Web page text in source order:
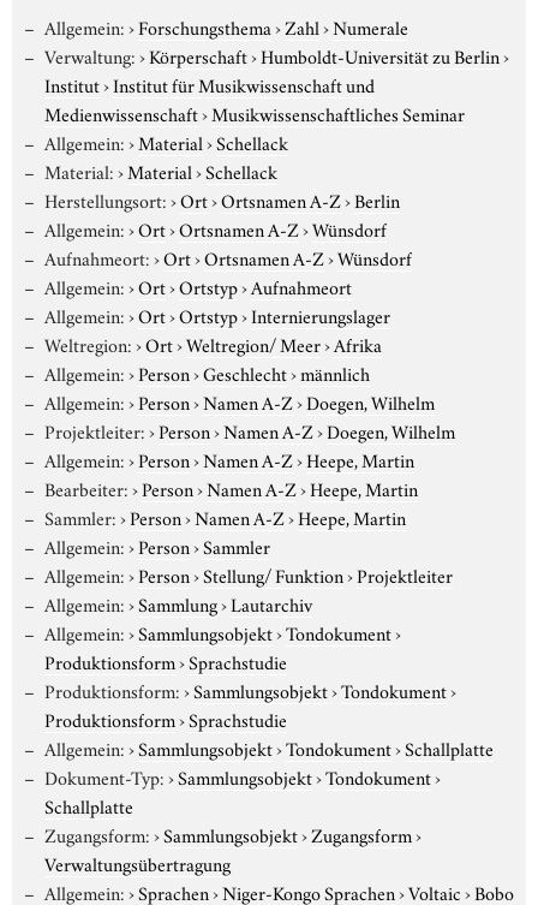
Allgemein:›Forschungsthema›Zahl›Numerale
Verwaltung:›Körperschaft›Humboldt-Universität zu Berlin›
Institut›Institut für Musikwissenschaft und
Medienwissenschaft›Musikwissenschaftliches Seminar
Allgemein:›Material›Schellack
Material:›Material›Schellack
Herstellungsort:›Ort›Ortsnamen A-Z›Berlin
Allgemein:›Ort›Ortsnamen A-Z›Wünsdorf
Aufnahmeort:›Ort›Ortsnamen A-Z›Wünsdorf
Allgemein:›Ort›Ortstyp›Aufnahmeort
Allgemein:›Ort›Ortstyp›Internierungslager
Weltregion:›Ort›Weltregion/ Meer›Afrika
Allgemein:›Person›Geschlecht›männlich
Allgemein:›Person›Namen A-Z›Doegen, Wilhelm
Projektleiter:›Person›Namen A-Z›Doegen, Wilhelm
Allgemein:›Person›Namen A-Z›Heepe, Martin
Bearbeiter:›Person›Namen A-Z›Heepe, Martin
Sammler:›Person›Namen A-Z›Heepe, Martin
Allgemein:›Person›Sammler
Allgemein:›Person›Stellung/ Funktion›Projektleiter
Allgemein:›Sammlung›Lautarchiv
Allgemein:›Sammlungsobjekt›Tondokument›
Produktionsform›Sprachstudie
Produktionsform:›Sammlungsobjekt›Tondokument›
Produktionsform›Sprachstudie
Allgemein:›Sammlungsobjekt›Tondokument›Schallplatte
Dokument-Typ:›Sammlungsobjekt›Tondokument›
Schallplatte
Zugangsform:›Sammlungsobjekt›Zugangsform›
Verwaltungsübertragung
Allgemein:›Sprachen›Niger-Kongo Sprachen›Voltaic›Bobo